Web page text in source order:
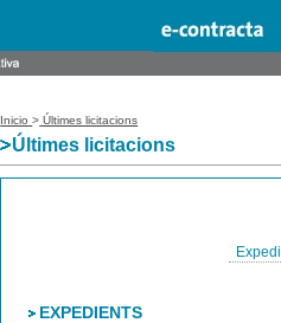
Inicio> Últimes licitacions
Últimes licitacions
EXPEDIENTS